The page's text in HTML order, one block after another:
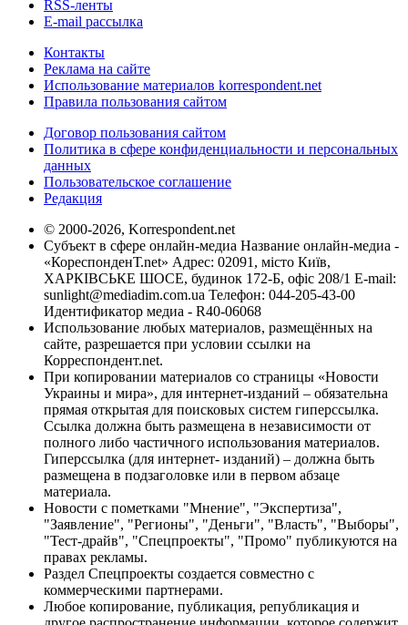
RSS-ленты
E-mail рассылка
Контакты
Реклама на сайте
Использование материалов korrespondent.net
Правила пользования сайтом
Договор пользования сайтом
Политика в сфере конфиденциальности и персональных
данных
Пользовательское соглашение
Редакция
© 2000-2026, Korrespondent.net
Субъект в сфере онлайн-медиа Название онлайн-медиа -
«КореспонденТ.net» Адрес: 02091, місто Київ,
ХАРКІВСЬКЕ ШОСЕ, будинок 172-Б, офіс 208/1 E-mail:
sunlight@mediadim.com.ua Телефон: 044-205-43-00
Идентификатор медиа - R40-06068
Использование любых материалов, размещённых на
сайте, разрешается при условии ссылки на
Корреспондент.net.
При копировании материалов со страницы «Новости
Украины и мира», для интернет-изданий – обязательна
прямая открытая для поисковых систем гиперссылка.
Ссылка должна быть размещена в независимости от
полного либо частичного использования материалов.
Гиперссылка (для интернет- изданий) – должна быть
размещена в подзаголовке или в первом абзаце
материала.
Новости с пометками "Мнение", "Экспертиза",
"Заявление", "Регионы", "Деньги", "Власть", "Выборы",
"Тест-драйв", "Спецпроекты", "Промо" публикуются на
правах рекламы.
Раздел Спецпроекты создается совместно с
коммерческими партнерами.
Любое копирование, публикация, републикация и